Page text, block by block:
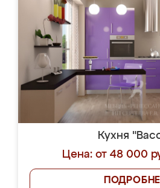
Кухня
Цена: от 48 000